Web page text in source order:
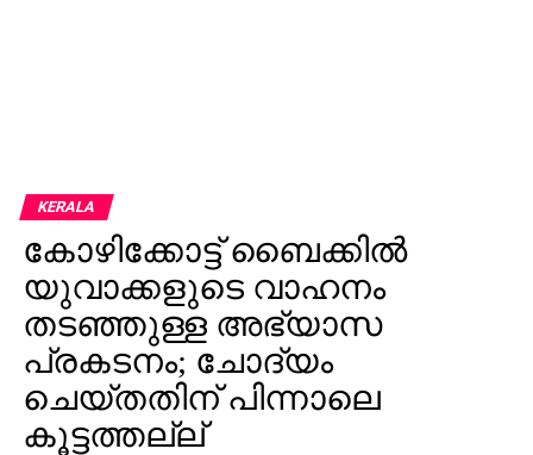
KERALA
കോഴിക്കോട്ട് ബൈക്കില്‍
യുവാക്കളുടെ വാഹനം
തടഞ്ഞുള്ള അഭ്യാസ
പ്രകടനം; ചോദ്യം
ചെയ്തതിന് പിന്നാലെ
കൂട്ടത്തല്ല്